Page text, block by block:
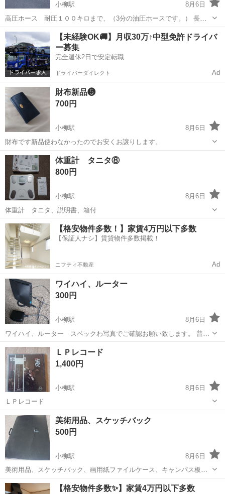
小柳駅
8月6日
高圧ホース 耐圧１００キロまで、（3分の油圧ホースです。） 長さ
９７ｃｍで金具部分、袋ナットの出っ張りシートで両サイド同じで
す。 3本あります、価格1本２０００円お願いいたします、特価のお値
段です。 特殊部品なので使う...
青森 青森市 小柳駅 その他 ホース
【未経験OK🚚】月収30万↑中型免許ドライバ
ー募集
完全週休2日で安定転職
ドライバーダイレクト Ad
財布新品❺
700円
小柳駅
8月6日
財布です新品使わなかったのでお安くお譲りします。
青森 青森市 小柳駅 その他
体重計 タニタ⑧
800円
小柳駅
8月6日
体重計 タニタ、説明書、箱付
青森 青森市 小柳駅 その他 タニタ
【格安物件多数！】家賃4万円以下多数
【保証人ナシ】賃貸物件多数掲載！
ニフティ不動産 Ad
ワイハイ、ルーター
300円
小柳駅
8月6日
ワイハイ、ルーター スペックわ写真でご確認お願い致します。 普通
に使えます。 使わないので、お譲りします。
青森 青森市 その他
ＬＰレコード
1,400円
小柳駅
8月6日
ＬＰレコード
青森 青森市 小柳駅 LPレコード
美術用品、スケッチバック
500円
小柳駅
8月6日
美術用品、スケッチバック、画用紙ファイルケース、キャンパス板の
み サイズ、スケッチバック６５ｃｍｘ４８ｃｍ厚さ４ｃｍ 美大生が使
てたものになります。 よろしくお願いいたします。
青森 青森市 小柳駅 その他 用品
【格安物件多数✨】家賃4万円以下多数